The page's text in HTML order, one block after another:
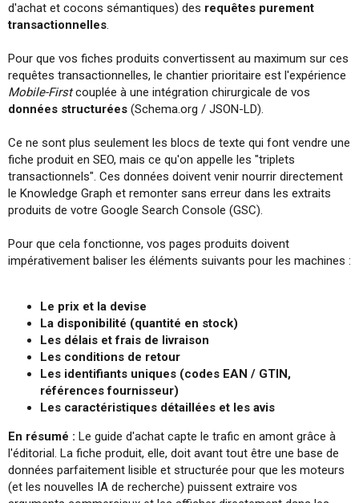
d'achat et cocons sémantiques) des requêtes purement
transactionnelles.
Pour que vos fiches produits convertissent au maximum sur ces
requêtes transactionnelles, le chantier prioritaire est l'expérience
Mobile-Firstcouplée à une intégration chirurgicale de vos
données structurées (Schema.org / JSON-LD).
Ce ne sont plus seulement les blocs de texte qui font vendre une
fiche produit en SEO, mais ce qu'on appelle les "triplets
transactionnels". Ces données doivent venir nourrir directement
le Knowledge Graph et remonter sans erreur dans les extraits
produits de votre Google Search Console (GSC).
Pour que cela fonctionne, vos pages produits doivent
impérativement baliser les éléments suivants pour les machines :
Le prix et la devise
La disponibilité (quantité en stock)
Les délais et frais de livraison
Les conditions de retour
Les identifiants uniques (codes EAN / GTIN,
références fournisseur)
Les caractéristiques détaillées et les avis
En résumé : Le guide d'achat capte le trafic en amont grâce à
l'éditorial. La fiche produit, elle, doit avant tout être une base de
données parfaitement lisible et structurée pour que les moteurs
(et les nouvelles IA de recherche) puissent extraire vos